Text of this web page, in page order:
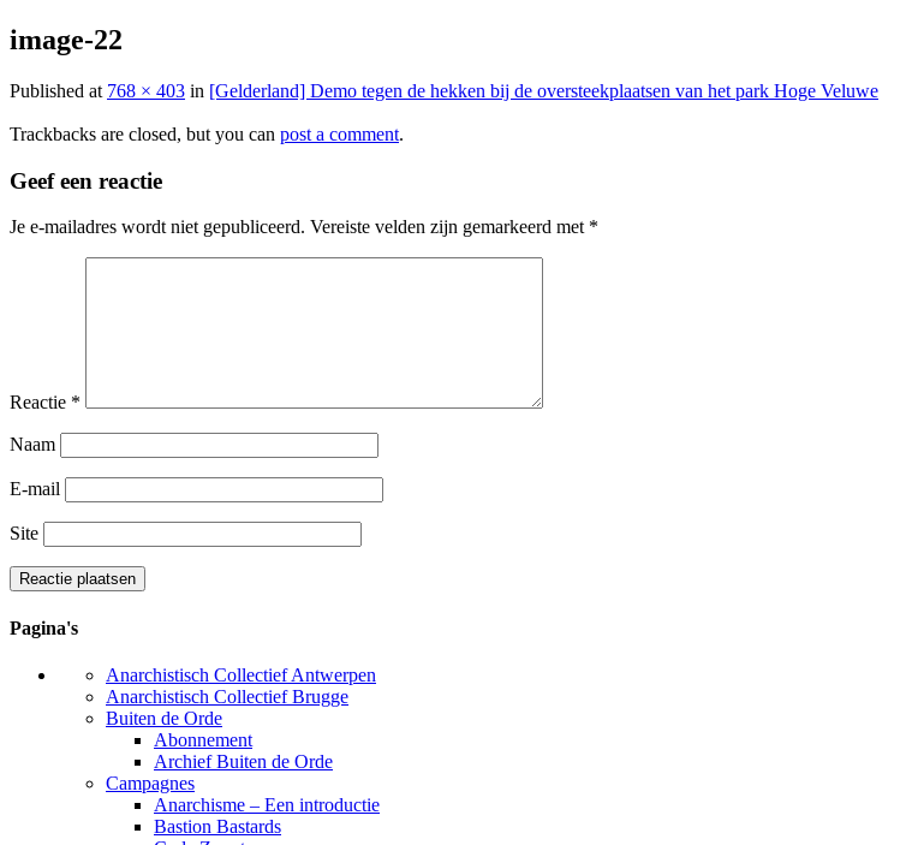
image-22
Published at 768 × 403 in [Gelderland] Demo tegen de hekken bij de oversteekplaatsen van het park Hoge Veluwe
Trackbacks are closed, but you can post a comment.
Geef een reactie
Je e-mailadres wordt niet gepubliceerd. Vereiste velden zijn gemarkeerd met *
Reactie *
Naam
E-mail
Site
Pagina's
Anarchistisch Collectief Antwerpen
Anarchistisch Collectief Brugge
Buiten de Orde
Abonnement
Archief Buiten de Orde
Campagnes
Anarchisme – Een introductie
Bastion Bastards